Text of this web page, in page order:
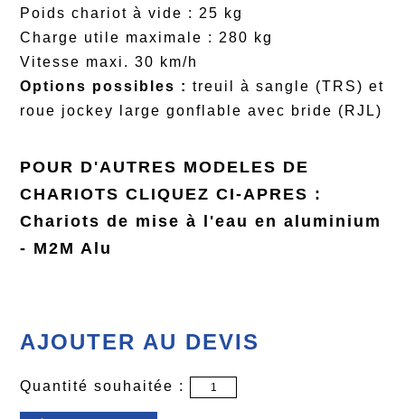
Poids chariot à vide : 25 kg
Charge utile maximale : 280 kg
Vitesse maxi. 30 km/h
Options possibles :treuil à sangle (TRS) et
roue jockey large gonflable avec bride (RJL)
POUR D'AUTRES MODELES DE
CHARIOTS CLIQUEZ CI-APRES :
Chariots de mise à l'eau en aluminium
- M2M Alu
AJOUTER AU DEVIS
Quantité souhaitée :